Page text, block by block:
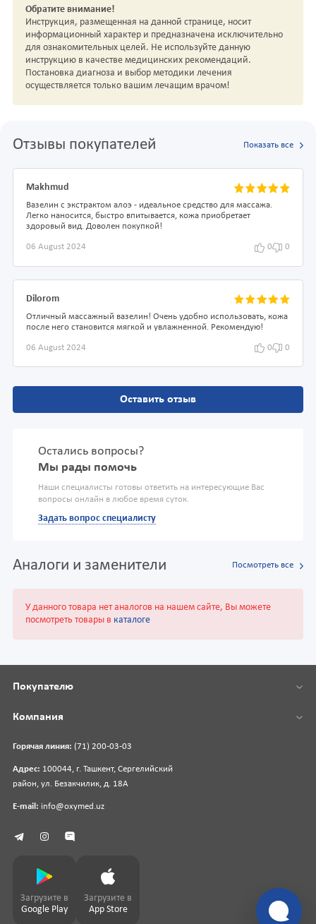
Обратите внимание!
Инструкция, размещенная на данной странице, носит
информационный характер и предназначена исключительно
для ознакомительных целей. Не используйте данную
инструкцию в качестве медицинских рекомендаций.
Постановка диагноза и выбор методики лечения
осуществляется только вашим лечащим врачом!
Отзывы покупателей Показать все
Makhmud
Вазелин с экстрактом алоэ - идеальное средство для массажа.
Легко наносится, быстро впитывается, кожа приобретает
здоровый вид. Доволен покупкой!
06 August 2024 0 0
Dilorom
Отличный массажный вазелин! Очень удобно использовать, кожа
после него становится мягкой и увлажненной. Рекомендую!
06 August 2024 0 0
Оставить отзыв
Остались вопросы?
Мы рады помочь
Наши специалисты готовы ответить на интересующие Вас
вопросы онлайн в любое время суток.
Задать вопрос специалисту
Аналоги и заменители Посмотреть все
У данного товара нет аналогов на нашем сайте, Вы можете
посмотреть товары в каталоге
Горячая линия: (71) 200-03-03
Адрес: 100044, г. Ташкент, Сергелийский
район, ул. Безакчилик, д. 18А
E-mail: info@oxymed.uz
Покупателю
Компания
Загрузите в
Google Play
Загрузите в
App Store